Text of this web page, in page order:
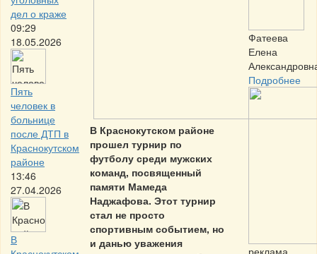
дел о краже
09:29
18.05.2026
Пять
человек в
больнице
после ДТП в
Краснокутском
районе
13:46
27.04.2026
В
В Краснокутском районе
прошел турнир по
футболу среди мужских
команд, посвященный
памяти Мамеда
Наджафова. Этот турнир
стал не просто
спортивным событием, но
и данью уважения
Фатеева
Елена
Подробнее